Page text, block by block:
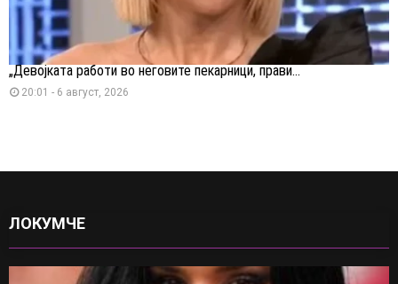
„Девојката работи во неговите пекарници, прави...
20:01 - 6 август, 2026
ЛОКУМЧЕ